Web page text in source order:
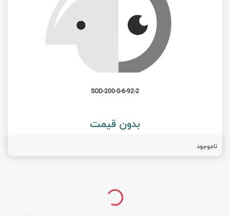
SOD-200-S-6-92-2
بدون قیمت
ناموجود